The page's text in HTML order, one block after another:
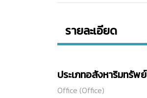
รายละเอียด
ประเภทอสังหาริมทรัพย์
Office (Office)